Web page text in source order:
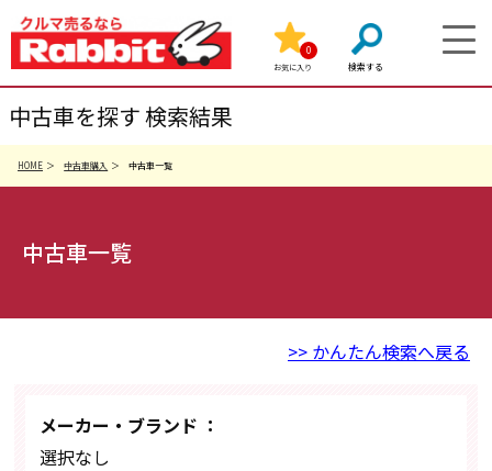
お気に入り
0
中古車を探す 検索結果
HOME 中古車購入 中古車一覧
中古車一覧
>> かんたん検索へ戻る
メーカー・ブランド ：
選択なし